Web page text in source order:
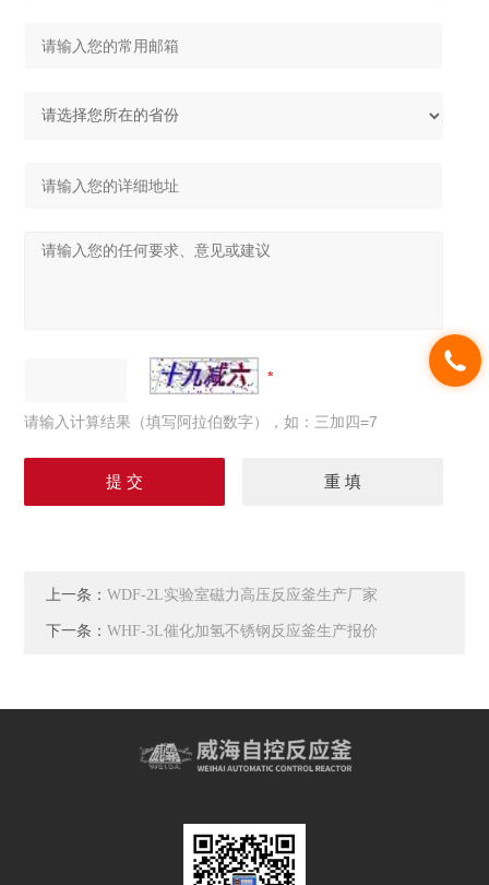
请输入计算结果（填写阿拉伯数字），如：三加四=7
上一条：WDF-2L实验室磁力高压反应釜生产厂家
下一条：WHF-3L催化加氢不锈钢反应釜生产报价